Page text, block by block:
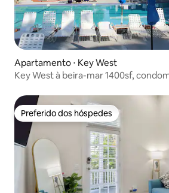
Apartamento ⋅ Key West
Key West à beira-mar 1400sf,
Preferido dos hóspedes
Preferido dos hóspedes